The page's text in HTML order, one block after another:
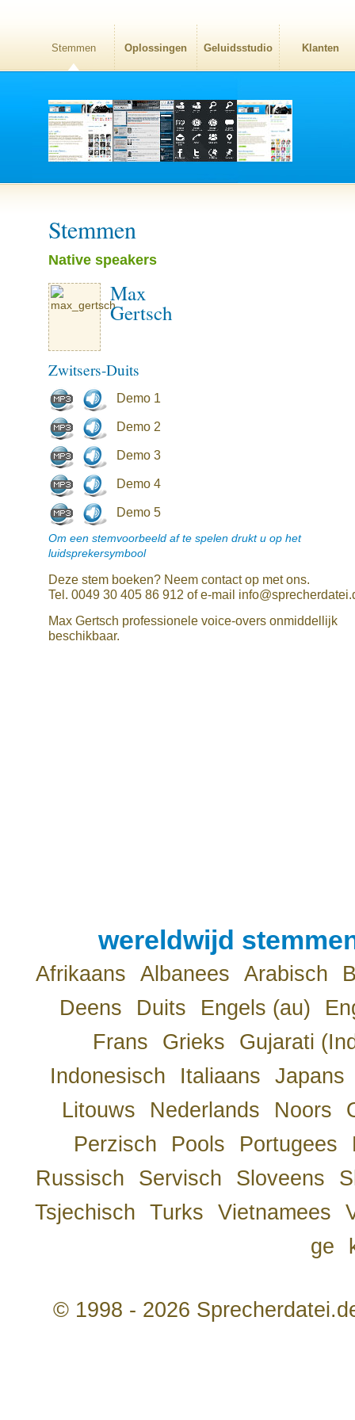
Stemmen Oplossingen Geluidsstudio Klanten
Stemmen
Native speakers
Max
Gertsch
Zwitsers-Duits
Demo 1
Demo 2
Demo 3
Demo 4
Demo 5
Om een stemvoorbeeld af te spelen drukt u op het
luidsprekersymbool
Deze stem boeken? Neem contact op met ons.
Tel. 0049 30 405 86 912 of e-mail
Max Gertsch professionele voice-overs onmiddellijk
beschikbaar.
wereldwijd
Afrikaans Albanees Arabisch
Deens
Duits Engels (au)
Frans
Grieks
Gujarati
Indonesisch
Italiaans
Japans
Litouws
Nederlands Noors
Perzisch
Pools Portugees
Russisch
Servisch Sloveens
Tsjechisch
Turks Vietnamees
ge
© 1998 - 2026